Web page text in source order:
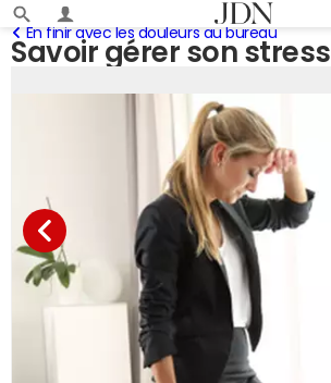
Savoir gérer son stress
En finir avec les douleurs au bureau